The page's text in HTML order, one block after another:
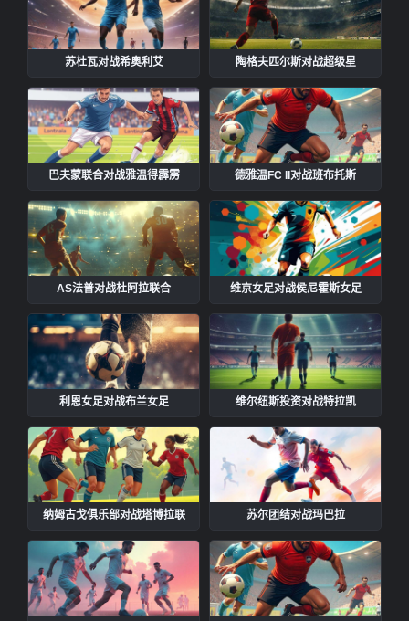
苏杜瓦对战希奥利艾 陶格夫匹尔斯对战超级星
巴夫蒙联合对战雅温得霹雳 德雅温FC II对战班布托斯
AS法普对战杜阿拉联合 维京女足对战侯尼霍斯女足
利恩女足对战布兰女足 维尔纽斯投资对战特拉凯
纳姆古戈俱乐部对战塔博拉联 苏尔团结对战玛巴拉